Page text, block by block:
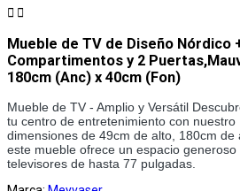
 
Mueble de TV de Diseño Nórdico
Compartimentos y 2
180cm (Anc) x 40cm (Fon)
Mueble de TV - Amplio y Versátil
tu centro de entretenimiento con
dimensiones de 49cm de alto, 180cm de
este mueble ofrece un espacio
televisores de hasta 77 pulgadas.